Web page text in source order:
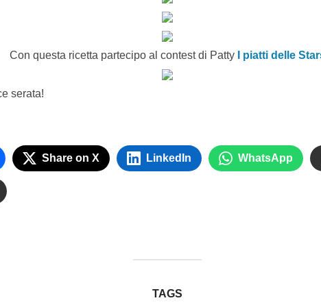
Con questa ricetta partecipo al contest di Patty I piatti delle
serata!
Share on X LinkedIn WhatsApp
TAGS